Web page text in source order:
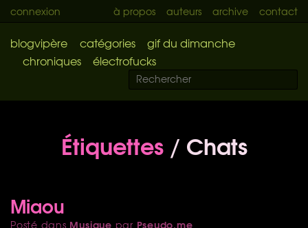
connexion à propos auteurs archive contact
blogvipère catégories
gif du dimanche
chroniques
électrofucks
Étiquettes/ Chats
Miaou
Posté dans Musique par Pseudo.me